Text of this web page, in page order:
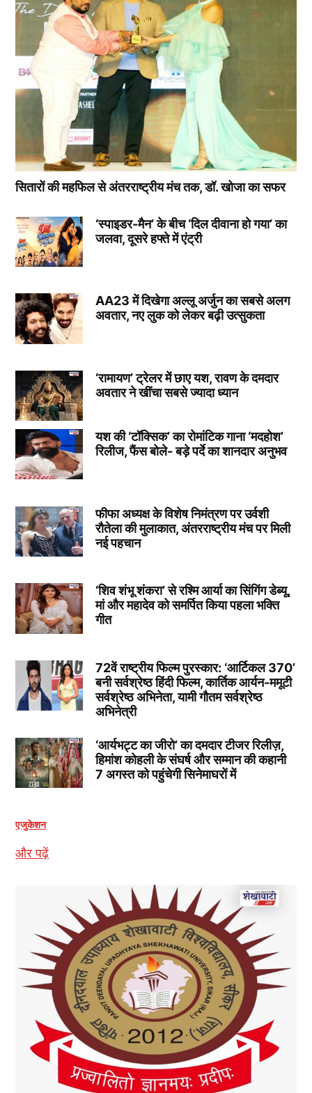
सितारों की महफिल से अंतरराष्ट्रीय मंच तक, डॉ. खोजा का सफर
‘स्पाइडर-मैन’ के बीच ‘दिल दीवाना हो गया’ का
जलवा, दूसरे हफ्ते में एंट्री
AA23 में दिखेगा अल्लू अर्जुन का सबसे अलग
अवतार, नए लुक को लेकर बढ़ी उत्सुकता
‘रामायण’ ट्रेलर में छाए यश, रावण के दमदार
अवतार ने खींचा सबसे ज्यादा ध्यान
यश की ‘टॉक्सिक’ का रोमांटिक गाना ‘मदहोश’
रिलीज, फैंस बोले- बड़े पर्दे का शानदार अनुभव
फीफा अध्यक्ष के विशेष निमंत्रण पर उर्वशी
रौतेला की मुलाकात, अंतरराष्ट्रीय मंच पर मिली
नई पहचान
‘शिव शंभू शंकरा’ से रश्मि आर्या का सिंगिंग डेब्यू,
मां और महादेव को समर्पित किया पहला भक्ति
गीत
72वें राष्ट्रीय फिल्म पुरस्कार: ‘आर्टिकल 370’
बनी सर्वश्रेष्ठ हिंदी फिल्म, कार्तिक आर्यन-ममूटी
सर्वश्रेष्ठ अभिनेता, यामी गौतम सर्वश्रेष्ठ
अभिनेत्री
‘आर्यभट्ट का जीरो’ का दमदार टीजर रिलीज़,
हिमांश कोहली के संघर्ष और सम्मान की कहानी
7 अगस्त को पहुंचेगी सिनेमाघरों में
एजुकेशन
और पढ़ें